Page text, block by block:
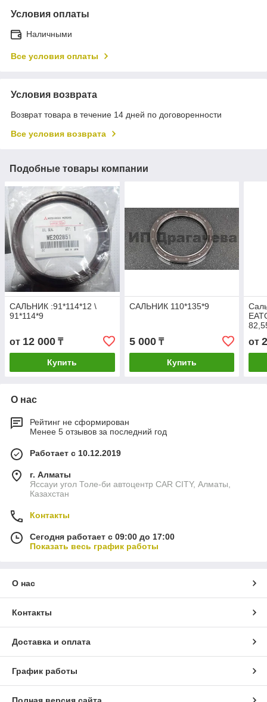
Условия оплаты
Наличными
Все условия оплаты
Условия возврата
Возврат товара в течение 14 дней по договоренности
Все условия возврата
Подобные товары компании
САЛЬНИК :91*114*12 \
91*114*9
от 12 000 ₸
Купить
САЛЬНИК 110*135*9
5 000₸
Купить
от
О нас
Рейтинг не сформирован
Менее 5 отзывов за последний год
Работает с 10.12.2019
г. Алматы
Яссауи угол Толе-би автоцентр CAR CITY, Алматы,
Казахстан
Контакты
Сегодня работает с 09:00 до 17:00
Показать весь график работы
О нас
Контакты
Доставка и оплата
График работы